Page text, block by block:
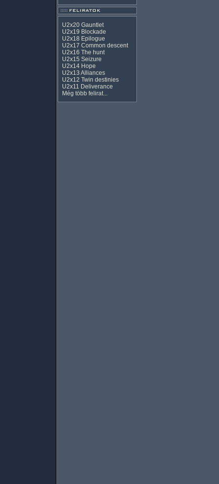
U2x20 Gauntlet
U2x19 Blockade
U2x18 Epilogue
U2x17 Common descent
U2x16 The hunt
U2x15 Seizure
U2x14 Hope
U2x13 Alliances
U2x12 Twin destinies
U2x11 Deliverance
Még több felirat...